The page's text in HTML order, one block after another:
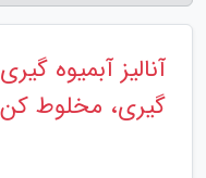
گیری، مخلوط